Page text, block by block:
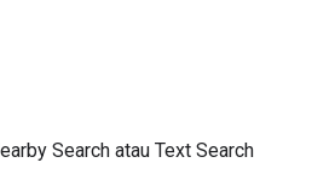
Search atau Text Search